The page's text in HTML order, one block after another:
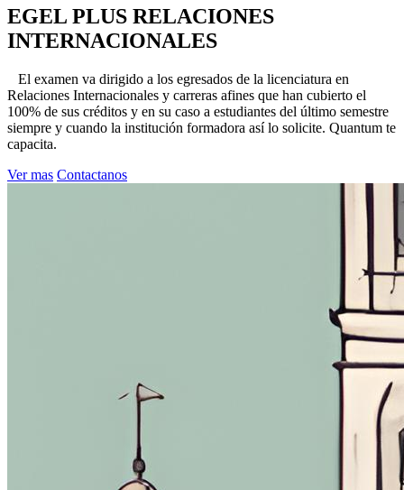
EGEL PLUS RELACIONES
INTERNACIONALES
El examen va dirigido a los egresados de la licenciatura en
Relaciones Internacionales y carreras afines que han cubierto el
100% de sus créditos y en su caso a estudiantes del último semestre
siempre y cuando la institución formadora así lo solicite. Quantum te
capacita.
Ver mas Contactanos